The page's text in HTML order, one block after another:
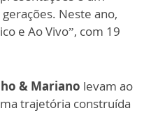
Neste ano,
e Ao Vivo”, com 19
& Mariano levam ao
trajetória construída